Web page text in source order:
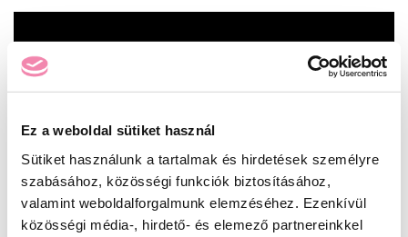
Ez a weboldal sütiket használ
Sütiket használunk a tartalmak és hirdetések személyre
szabásához, közösségi funkciók biztosításához,
valamint weboldalforgalmunk elemzéséhez. Ezenkívül
közösségi média-, hirdető- és elemező partnereinkkel